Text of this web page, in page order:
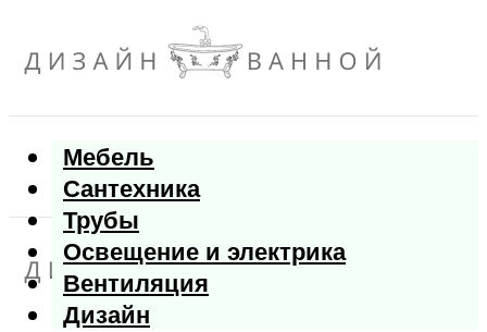
Мебель
Сантехника
Трубы
Освещение и электрика
Вентиляция
Дизайн